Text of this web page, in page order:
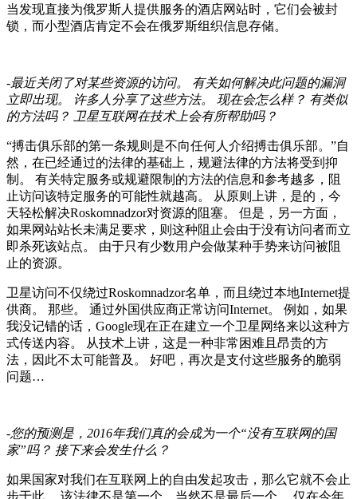
当发现直接为俄罗斯人提供服务的酒店网站时，它们会被封
锁，而小型酒店肯定不会在俄罗斯组织信息存储。
-最近关闭了对某些资源的访问。 有关如何解决此问题的漏洞
立即出现。
许多人分享了这些方法。 现在会怎么样？ 有类似
的方法吗？ 卫星互联网在技术上会有所帮助吗？
“搏击俱乐部的第一条规则是不向任何人介绍搏击俱乐部。”自
然，在已经通过的法律的基础上，规避法律的方法将受到抑
制。 有关特定服务或规避限制的方法的信息和参考越多，阻
止访问该特定服务的可能性就越高。 从原则上讲，是的，今
天轻松解决Roskomnadzor对资源的阻塞。 但是，另一方面，
如果网站站长未满足要求，则这种阻止会由于没有访问者而立
即杀死该站点。 由于只有少数用户会做某种手势来访问被阻
止的资源。
卫星访问不仅绕过Roskomnadzor名单，而且绕过本地Internet提
供商。 那些。 通过外国供应商正常访问Internet。 例如，如果
我没记错的话，Google现在正在建立一个卫星网络来以这种方
式传送内容。 从技术上讲，这是一种非常困难且昂贵的方
法，因此不太可能普及。 好吧，再次是支付这些服务的脆弱
问题…
-您的预测是，2016年我们真的会成为一个“没有互联网的国
家”吗？ 接下来会发生什么？
如果国家对我们在互联网上的自由发起攻击，那么它就不会止
步于此。 该法律不是第一个，当然不是最后一个。 仅在今年